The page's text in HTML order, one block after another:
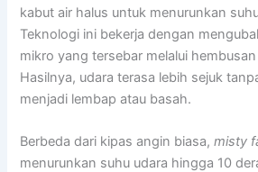
kabut air halus untuk menurunkan
Teknologi ini bekerja dengan
mikro yang tersebar melalui
Hasilnya, udara terasa lebih sejuk
menjadi lembap atau basah.
Berbeda dari kipas angin biasa,misty
menurunkan suhu udara hingga 10